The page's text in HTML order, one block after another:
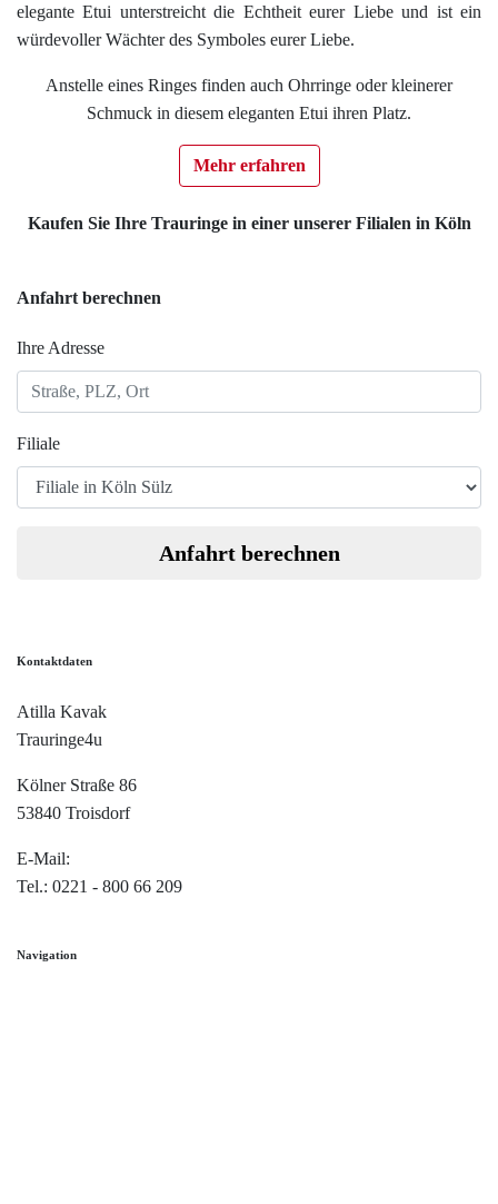
elegante Etui unterstreicht die Echtheit eurer Liebe und ist ein
würdevoller Wächter des Symboles eurer Liebe.
Anstelle eines Ringes finden auch Ohrringe oder kleinerer
Schmuck in diesem eleganten Etui ihren Platz.
Mehr erfahren
Kaufen Sie Ihre Trauringe in einer unserer Filialen in Köln
Anfahrt berechnen
Ihre Adresse
Filiale
Anfahrt berechnen
Kontaktdaten
Atilla Kavak
Trauringe4u
Kölner Straße 86
53840 Troisdorf
E-Mail:
Tel.: 0221 - 800 66 209
Navigation